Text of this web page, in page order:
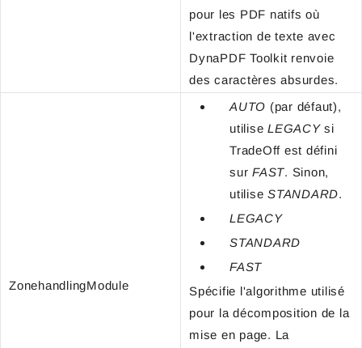
pour les PDF natifs où
l'extraction de texte avec
DynaPDF Toolkit renvoie
des caractères absurdes.
ZonehandlingModule
AUTO (par défaut),
utilise LEGACYsi
TradeOff est défini
sur FAST. Sinon,
utilise STANDARD.
LEGACY
STANDARD
FAST
Spécifie l'algorithme utilisé
pour la décomposition de la
mise en page. La